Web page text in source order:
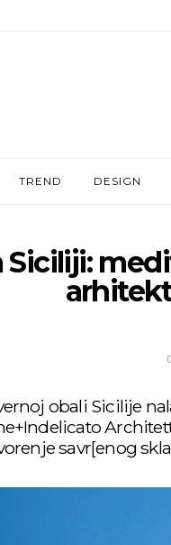
TREND DESIGN
Siciliji:
obali Sicilije
savr[enog